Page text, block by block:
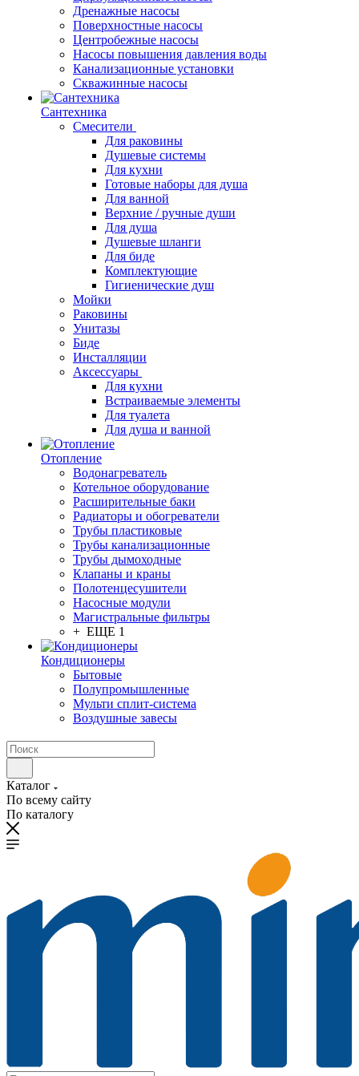
Дренажные насосы
Поверхностные насосы
Центробежные насосы
Насосы повышения давления воды
Канализационные установки
Скважинные насосы
Сантехника
Смесители
Для раковины
Душевые системы
Для кухни
Готовые наборы для душа
Для ванной
Верхние / ручные души
Для душа
Душевые шланги
Для биде
Комплектующие
Гигиенические душ
Мойки
Раковины
Унитазы
Биде
Инсталляции
Аксессуары
Для кухни
Встраиваемые элементы
Для туалета
Для душа и ванной
Отопление
Водонагреватель
Котельное оборудование
Расширительные баки
Радиаторы и обогреватели
Трубы пластиковые
Трубы канализационные
Трубы дымоходные
Клапаны и краны
Полотенцесушители
Насосные модули
Магистральные фильтры
+ ЕЩЕ 1
Кондиционеры
Бытовые
Полупромышленные
Мульти сплит-система
Воздушные завесы
Каталог
По всему сайту
По каталогу